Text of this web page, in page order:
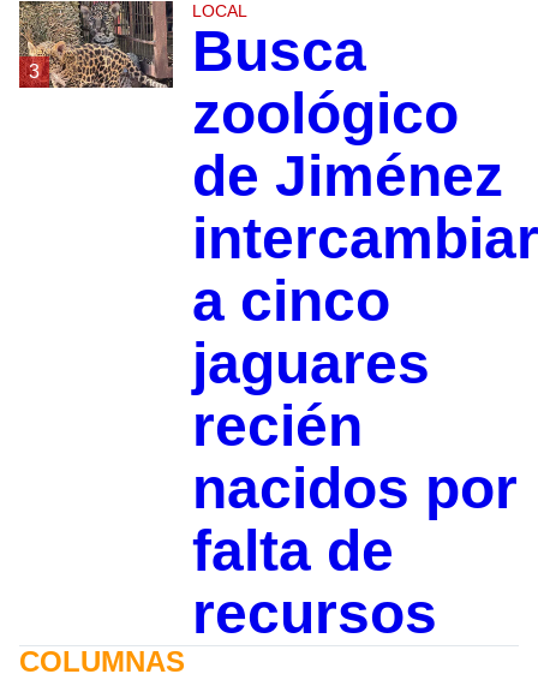
3
LOCAL
Busca
zoológico
de Jiménez
intercambiar
a cinco
jaguares
recién
nacidos por
falta de
recursos
COLUMNAS